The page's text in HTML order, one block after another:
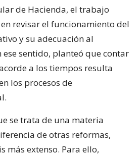
de Hacienda, el trabajo
revisar el funcionamiento del
y su adecuación al
ese sentido, planteó que contar
a los tiempos resulta
los procesos de
se trata de una materia
de otras reformas,
más extenso. Para ello,